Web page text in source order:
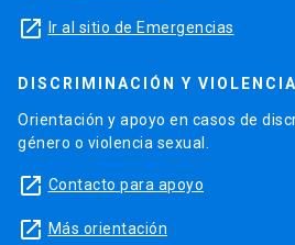
launch Ir al sitio de Emergencias
DISCRIMINACIÓN Y VIOLENCIA
Orientación y apoyo en casos de
género o violencia sexual.
launch Contacto para apoyo
launch Más orientación